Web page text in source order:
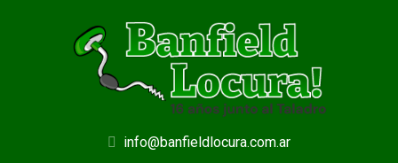
info@banfieldlocura.com.ar